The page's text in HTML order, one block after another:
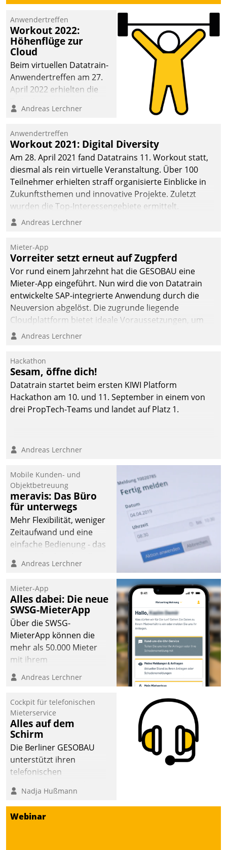
Anwendertreffen
Workout 2022:
Höhenflüge zur
Cloud
Beim virtuellen Datatrain-
Anwendertreffen am 27.
April 2022 erhielten die
Teilnehmer kurzweilige
Cloud-Strategien und -
Lösungen mit hohem
Zukunftspotenzial.
Andreas Lerchner
Anwendertreffen
Workout 2021: Digital Diversity
Am 28. April 2021 fand Datatrains 11. Workout statt,
diesmal als rein virtuelle Veranstaltung. Über 100
Teilnehmer erhielten straff organisierte Einblicke in
Zukunftsthemen und innovative Projekte. Zuletzt
wurden die Top-Interessengebiete ermittelt.
Andreas Lerchner
Mieter-App
Vorreiter setzt erneut auf Zugpferd
Vor rund einem Jahrzehnt hat die GESOBAU eine
Mieter-App eingeführt. Nun wird die von Datatrain
entwickelte SAP-integrierte Anwendung durch die
Neuversion abgelöst. Die zugrunde liegende
Cloudplattform bietet ideale Voraussetzungen, um
die Funktionalität der App zu erweitern und weitere
integrieren.
Andreas Lerchner
Hackathon
Sesam, öffne dich!
Datatrain startet beim ersten KIWI Platform
Hackathon am 10. und 11. September in einem von
drei PropTech-Teams und landet auf Platz 1.
Andreas Lerchner
Mobile Kunden- und
Objektbetreuung
meravis: Das Büro
für unterwegs
Mehr Flexibilität, weniger
Zeitaufwand und eine
einfache Bedienung - das
Cockpit für mobile
Datatrain. Die meravis
Wohnungsbau- und
Immobilien GmbH hat
sich dabei für den Betrieb
der Lösung über die SAP
Cloud Platform
entschieden - als erstes
Unternehmen am
Andreas Lerchner
Mieter-App
Alles dabei: Die neue
SWSG-MieterApp
Über die SWSG-
MieterApp können die
mehr als 50.000 Mieter
mit ihrem
Wohnungsunternehmen
kommunizieren, auf dem
einsehen und ändern
oder
Schadensmeldungen
abgeben – rund um die
Uhr.
Andreas Lerchner
Cockpit für telefonischen
Mieterservice
Alles auf dem
Schirm
Die Berliner GESOBAU
unterstützt ihren
telefonischen
digitalen Cockpit, das
situationsbezogen
passende Fragen und
Nadja Hußmann
Webinar